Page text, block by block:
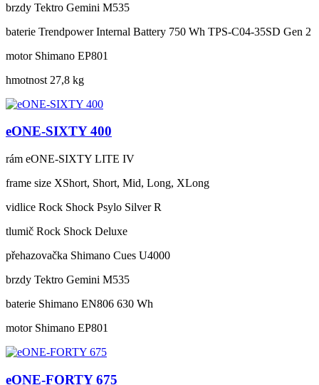
brzdy Tektro Gemini M535
baterie Trendpower Internal Battery 750 Wh TPS-C04-35SD Gen 2
motor Shimano EP801
hmotnost 27,8 kg
eONE-SIXTY 400
rám eONE-SIXTY LITE IV
frame size XShort, Short, Mid, Long, XLong
vidlice Rock Shock Psylo Silver R
tlumič Rock Shock Deluxe
přehazovačka Shimano Cues U4000
brzdy Tektro Gemini M535
baterie Shimano EN806 630 Wh
motor Shimano EP801
eONE-FORTY 675